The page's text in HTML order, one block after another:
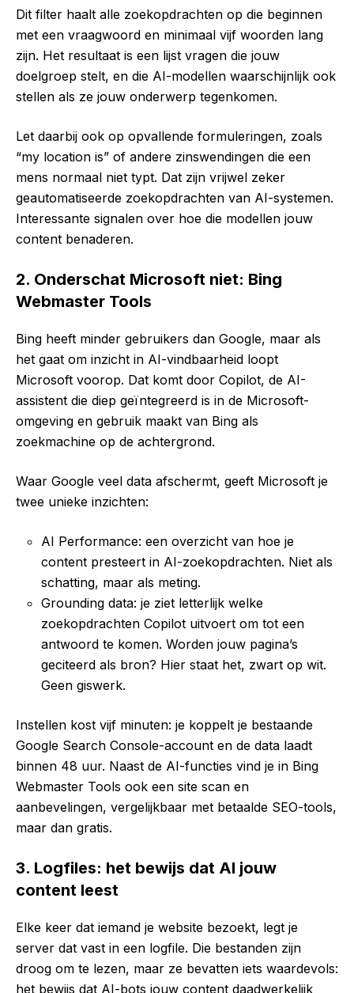
Dit filter haalt alle zoekopdrachten op die beginnen
met een vraagwoord en minimaal vijf woorden lang
zijn. Het resultaat is een lijst vragen die jouw
doelgroep stelt, en die AI-modellen waarschijnlijk ook
stellen als ze jouw onderwerp tegenkomen.
Let daarbij ook op opvallende formuleringen, zoals
“my location is” of andere zinswendingen die een
mens normaal niet typt. Dat zijn vrijwel zeker
geautomatiseerde zoekopdrachten van AI-systemen.
Interessante signalen over hoe die modellen jouw
content benaderen.
2. Onderschat Microsoft niet: Bing
Webmaster Tools
Bing heeft minder gebruikers dan Google, maar als
het gaat om inzicht in AI-vindbaarheid loopt
Microsoft voorop. Dat komt door Copilot, de AI-
assistent die diep geïntegreerd is in de Microsoft-
omgeving en gebruik maakt van Bing als
zoekmachine op de achtergrond.
Waar Google veel data afschermt, geeft Microsoft je
twee unieke inzichten:
AI Performance: een overzicht van hoe je
content presteert in AI-zoekopdrachten. Niet als
schatting, maar als meting.
Grounding data: je ziet letterlijk welke
zoekopdrachten Copilot uitvoert om tot een
antwoord te komen. Worden jouw pagina’s
geciteerd als bron? Hier staat het, zwart op wit.
Geen giswerk.
Instellen kost vijf minuten: je koppelt je bestaande
Google Search Console-account en de data laadt
binnen 48 uur. Naast de AI-functies vind je in Bing
Webmaster Tools ook een site scan en
aanbevelingen, vergelijkbaar met betaalde SEO-tools,
maar dan gratis.
3. Logfiles: het bewijs dat AI jouw
content leest
Elke keer dat iemand je website bezoekt, legt je
server dat vast in een logfile. Die bestanden zijn
droog om te lezen, maar ze bevatten iets waardevols:
het bewijs dat AI-bots jouw content daadwerkelijk